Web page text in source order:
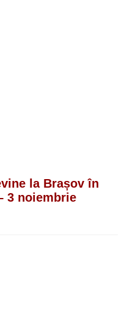
la Brașov în
3 noiembrie